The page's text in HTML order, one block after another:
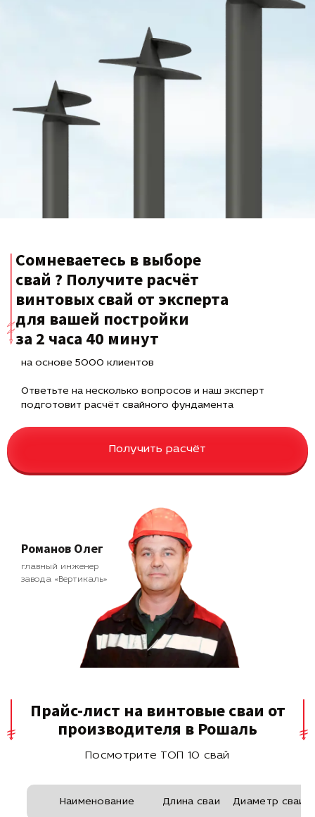
Сомневаетесь в выборе
свай ? Получите расчёт
винтовых свай от эксперта
для вашей постройки
за 2 часа 40 минут
на основе 5000 клиентов
Ответьте на несколько вопросов и наш эксперт
подготовит расчёт свайного фундамента
Получить расчёт
Романов Олег
главный инженер
завода «Вертикаль»
Прайс-лист на винтовые сваи от
производителя в Рошаль
Посмотрите ТОП 10 свай
Наименование Длина сваи Диаметр сваи